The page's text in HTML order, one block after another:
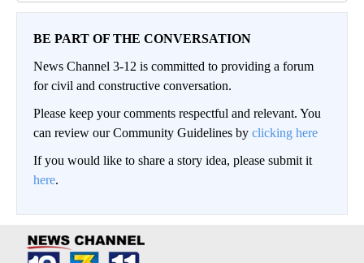
BE PART OF THE CONVERSATION
News Channel 3-12 is committed to providing a forum
for civil and constructive conversation.
Please keep your comments respectful and relevant. You
can review our Community Guidelines by clicking here
If you would like to share a story idea, please submit it
here.